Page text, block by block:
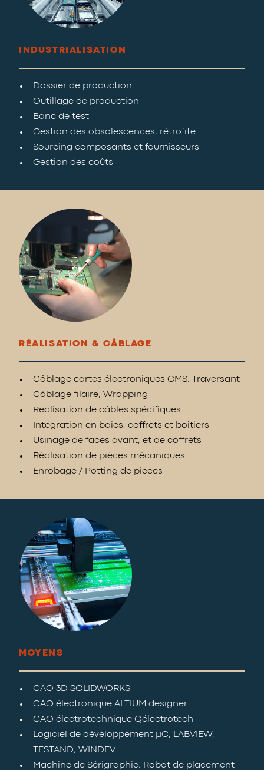
INDUSTRIALISATION
Dossier de production
Outillage de production
Banc de test
Gestion des obsolescences, rétrofite
Sourcing composants et fournisseurs
Gestion des coûts
RÉALISATION & CÂBLAGE
Câblage cartes électroniques CMS, Traversant
Câblage filaire, Wrapping
Réalisation de câbles spécifiques
Intégration en baies, coffrets et boîtiers
Usinage de faces avant, et de coffrets
Réalisation de pièces mécaniques
Enrobage / Potting de pièces
MOYENS
CAO 3D SOLIDWORKS
CAO électronique ALTIUM designer
CAO électrotechnique Qélectrotech
Logiciel de développement µC, LABVIEW,
TESTAND, WINDEV
Machine de Sérigraphie, Robot de placement